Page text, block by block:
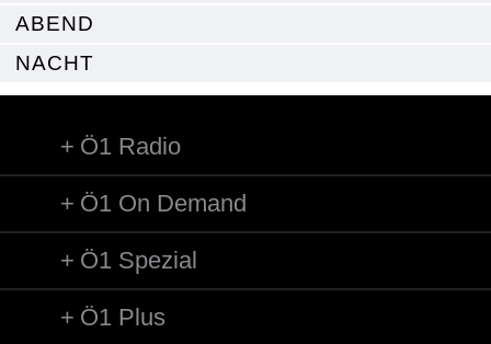
ABEND
NACHT
Ö1 Radio
Ö1 On Demand
Ö1 Spezial
Ö1 Plus